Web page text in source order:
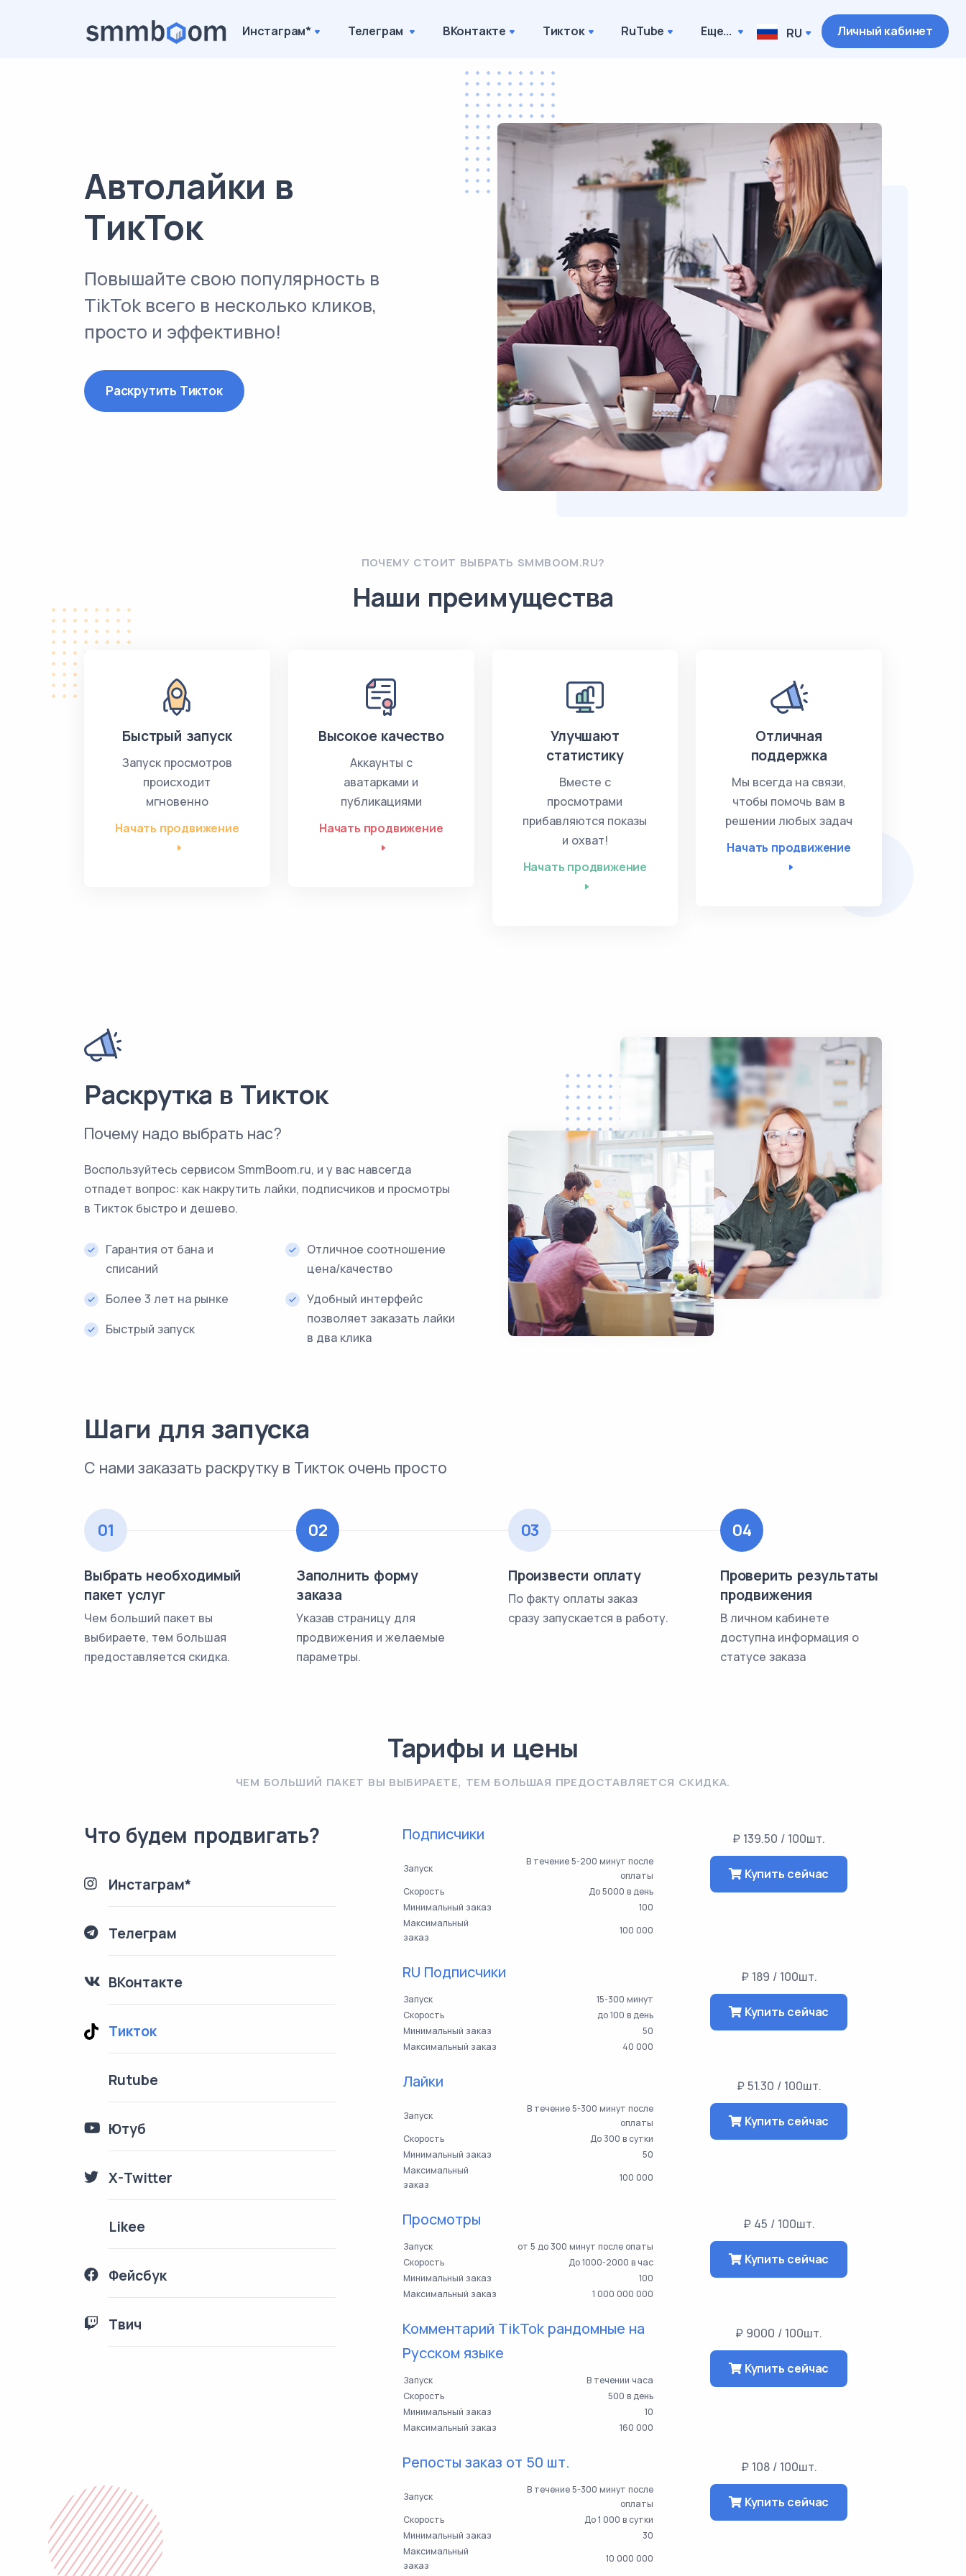
Инстаграм* Телеграм ВКонтакте Тикток RuTube Еще... RU Личный кабинет
Автолайки в
ТикТок
Повышайте свою популярность в
TikTok всего в несколько кликов,
просто и эффективно!
Раскрутить Тикток
ПОЧЕМУ СТОИТ ВЫБРАТЬ SMMBOOM.RU?
Наши преимущества
Быстрый запуск
Запуск просмотров
происходит
мгновенно
Начать продвижение
Высокое качество
Аккаунты с
аватарками и
публикациями
Начать продвижение
Улучшают
статистику
Вместе с
просмотрами
прибавляются показы
и охват!
Начать продвижение
Отличная
поддержка
Мы всегда на связи,
чтобы помочь вам в
решении любых задач
Начать продвижение
Раскрутка в Тикток
Почему надо выбрать нас?
Воспользуйтесь сервисом SmmBoom.ru, и у вас навсегда
отпадет вопрос: как накрутить лайки, подписчиков и просмотры
в Тикток быстро и дешево.
Гарантия от бана и
списаний
Более 3 лет на рынке
Быстрый запуск
Отличное соотношение
цена/качество
Удобный интерфейс
позволяет заказать лайки
в два клика
Шаги для запуска
С нами заказать раскрутку в Тикток очень просто
01
Выбрать необходимый
пакет услуг
Чем больший пакет вы
выбираете, тем большая
предоставляется скидка.
02
Заполнить форму
заказа
Указав страницу для
продвижения и желаемые
параметры.
03
Произвести оплату
По факту оплаты заказ
сразу запускается в работу.
04
Проверить результаты
продвижения
В личном кабинете
доступна информация о
статусе заказа
Тарифы и цены
ЧЕМ БОЛЬШИЙ ПАКЕТ ВЫ ВЫБИРАЕТЕ, ТЕМ БОЛЬШАЯ ПРЕДОСТАВЛЯЕТСЯ СКИДКА.
Что будем продвигать?
Инстаграм*
Телеграм
ВКонтакте
Тикток
Rutube
Ютуб
X-Twitter
Likee
Фейсбук
Твич
Подписчики
Запуск
В течение 5-200 минут после
оплаты
Скорость
До 5000 в день
Минимальный заказ
100
Максимальный
заказ
100 000
₽ 139.50 / 100шт.
Купить сейчас
RU Подписчики
Запуск
15-300 минут
Скорость
до 100 в день
Минимальный заказ
50
Максимальный заказ
40 000
₽ 189 / 100шт.
Купить сейчас
Лайки
Запуск
В течение 5-300 минут после
оплаты
Скорость
До 300 в сутки
Минимальный заказ
50
Максимальный
заказ
100 000
₽ 51.30 / 100шт.
Купить сейчас
Просмотры
Запуск
от 5 до 300 минут после опаты
Скорость
До 1000-2000 в час
Минимальный заказ
100
Максимальный заказ
1 000 000 000
₽ 45 / 100шт.
Купить сейчас
Комментарий TikTok рандомные на
Русском языке
Запуск
В течении часа
Скорость
500 в день
Минимальный заказ
10
Максимальный заказ
160 000
₽ 9000 / 100шт.
Купить сейчас
Репосты заказ от 50 шт.
Запуск
В течение 5-300 минут после
оплаты
Скорость
До 1 000 в сутки
Минимальный заказ
30
Максимальный
заказ
10 000 000
₽ 108 / 100шт.
Купить сейчас